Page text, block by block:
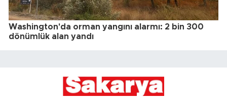
Washington'da orman yangını alarmı: 2 bin 300
dönümlük alan yandı